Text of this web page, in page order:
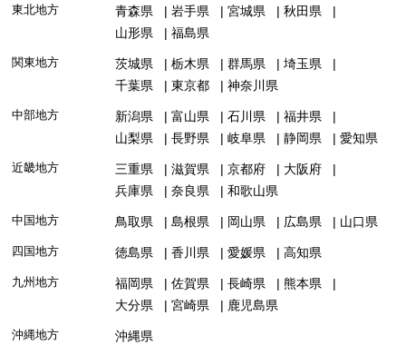
東北地方 青森県 岩手県 宮城県
秋田県
山形県
福島県
関東地方 茨城県 栃木県 群馬県
埼玉県
千葉県
東京都 神奈川県
中部地方 新潟県 富山県 石川県
福井県
山梨県
長野県 岐阜県 静岡県 愛知県
近畿地方 三重県 滋賀県 京都府
大阪府
兵庫県
奈良県 和歌山県
中国地方 鳥取県 島根県 岡山県 広島県 山口県
四国地方 徳島県 香川県 愛媛県 高知県
九州地方 福岡県 佐賀県 長崎県
熊本県
大分県
宮崎県 鹿児島県
沖縄地方 沖縄県